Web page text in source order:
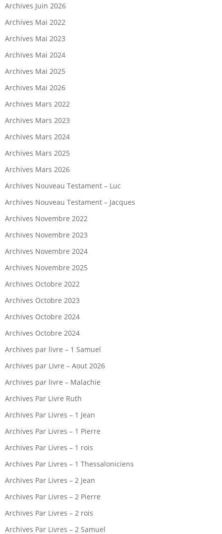
Archives Juin 2026
Archives Mai 2022
Archives Mai 2023
Archives Mai 2024
Archives Mai 2025
Archives Mai 2026
Archives Mars 2022
Archives Mars 2023
Archives Mars 2024
Archives Mars 2025
Archives Mars 2026
Archives Nouveau Testament – Luc
Archives Nouveau Testament – Jacques
Archives Novembre 2022
Archives Novembre 2023
Archives Novembre 2024
Archives Novembre 2025
Archives Octobre 2022
Archives Octobre 2023
Archives Octobre 2024
Archives Octobre 2024
Archives par livre – 1 Samuel
Archives par LIvre – Aout 2026
Archives par livre – Malachie
Archives Par Livre Ruth
Archives Par Livres – 1 Jean
Archives Par Livres – 1 Pierre
Archives Par Livres – 1 rois
Archives Par Livres – 1 Thessaloniciens
Archives Par Livres – 2 Jean
Archives Par Livres – 2 Pierre
Archives Par Livres – 2 rois
Archives Par Livres – 2 Samuel